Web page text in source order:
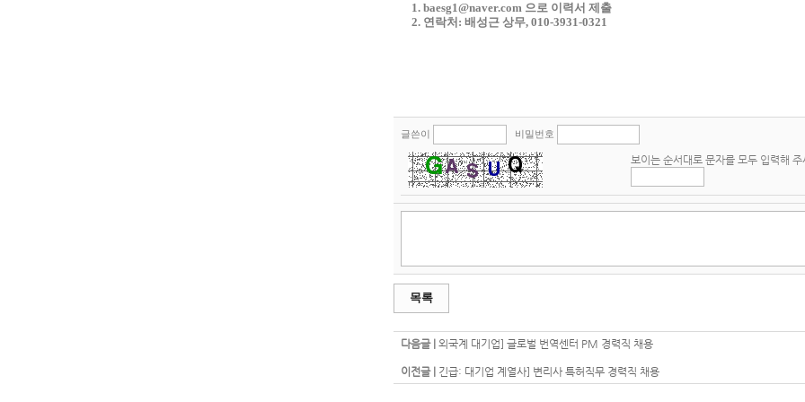
1. baesg1@naver.com 으로 이력서 제출
2. 연락처: 배성근 상무, 010-3931-0321
글쓴이 비밀번호
보이는 순서대로 문자를 모두 입력해 주
목록
다음글 | 외국계 대기업] 글로벌 번역센터 PM 경력직 채용
이전글 | 긴급: 대기업 계열사] 변리사 특허직무 경력직 채용